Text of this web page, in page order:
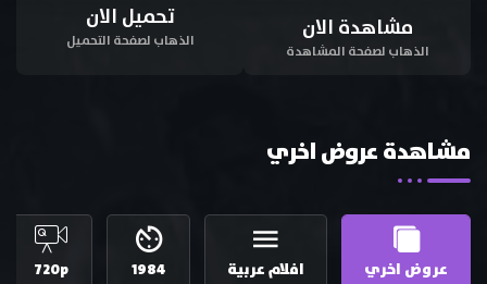
مشاهدة الان
الذهاب لصفحة المشاهدة
تحميل الان
الذهاب لصفحة التحميل
مشاهدة عروض اخري
عروض اخري افلام عربية 1984
720p